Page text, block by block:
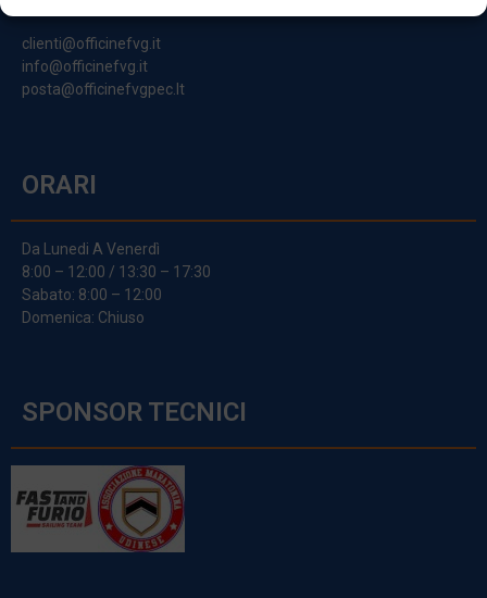
clienti@officinefvg.it
info@officinefvg.it
posta@officinefvgpec.It
ORARI
Da Lunedi A Venerdì
8:00 – 12:00 / 13:30 – 17:30
Sabato: 8:00 – 12:00
Domenica: Chiuso
SPONSOR TECNICI